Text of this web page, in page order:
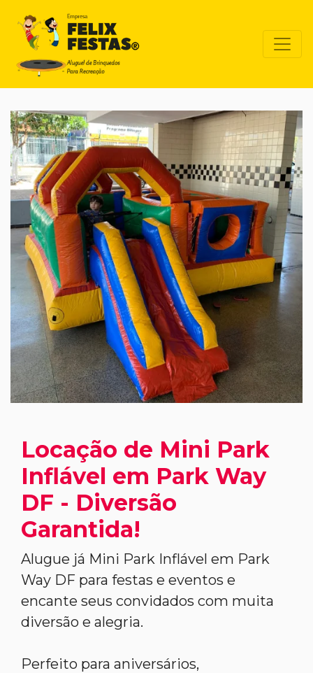
Locação de Mini Park
Inflável em Park Way
DF - Diversão
Garantida!
Alugue já Mini Park Inflável em Park
Way DF para festas e eventos e
encante seus convidados com muita
diversão e alegria.
Perfeito para aniversários,